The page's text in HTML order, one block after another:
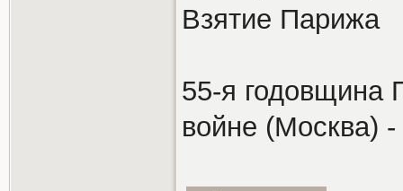
Взятие Парижа
55-я годовщина
войне (Москва)